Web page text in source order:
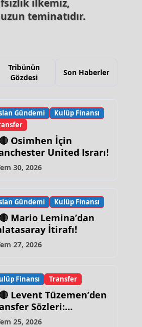
ilkemiz,
teminatıdır.
Tribünün
Gözdesi
Son Haberler
Gündemi
Kulüp Finansı
Osimhen İçin
United Israrı!
30, 2026
Gündemi Kulüp Finansı
Mario Lemina’dan
İtirafı!
27, 2026
Finansı Transfer
Levent Tüzemen’den
Sözleri:
Zirve
25, 2026